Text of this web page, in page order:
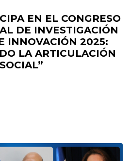
EN EL CONGRESO
DE INVESTIGACIÓN
INNOVACIÓN 2025:
LA ARTICULACIÓN
SOCIAL”